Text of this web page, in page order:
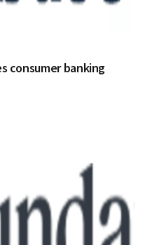
consumer banking